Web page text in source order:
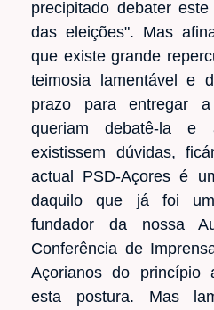
precipitado debater
das eleições". Mas
que existe grande
teimosia lamentável e
prazo para entregar
queriam debatê-la e
existissem dúvidas,
actual PSD-Açores é
daquilo que já foi
fundador da nossa
Conferência de
Açorianos do princípio
esta postura. Mas